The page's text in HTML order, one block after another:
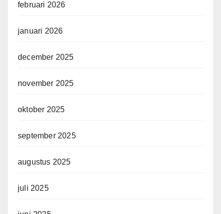
februari 2026
januari 2026
december 2025
november 2025
oktober 2025
september 2025
augustus 2025
juli 2025